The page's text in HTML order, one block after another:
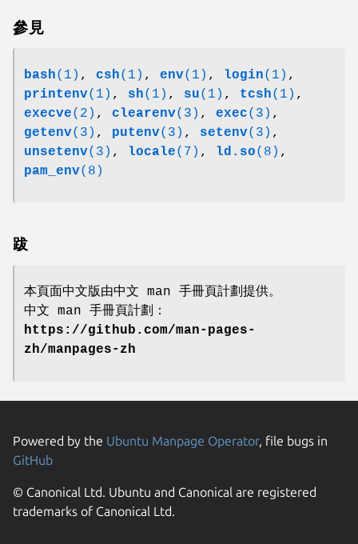
參見
bash(1) , csh(1) , env(1) , login(1) ,
printenv(1) , sh(1) , su(1) , tcsh(1) ,
execve(2) , clearenv(3) , exec(3) ,
getenv(3) , putenv(3) , setenv(3) ,
unsetenv(3) , locale(7) , ld.so(8) ,
pam_env(8)
跋
本頁面中文版由中文 man 手冊頁計劃提供。
中文 man 手冊頁計劃：
https://github.com/man-pages-
zh/manpages-zh
Powered by the Ubuntu Manpage Operator, file bugs in
GitHub
© Canonical Ltd. Ubuntu and Canonical are registered
trademarks of Canonical Ltd.